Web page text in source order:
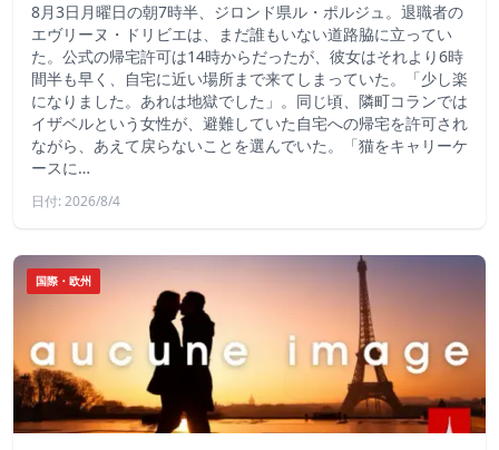
8月3日月曜日の朝7時半、ジロンド県ル・ポルジュ。退職者の
エヴリーヌ・ドリビエは、まだ誰もいない道路脇に立ってい
た。公式の帰宅許可は14時からだったが、彼女はそれより6時
間半も早く、自宅に近い場所まで来てしまっていた。「少し楽
になりました。あれは地獄でした」。同じ頃、隣町コランでは
イザベルという女性が、避難していた自宅への帰宅を許可され
ながら、あえて戻らないことを選んでいた。「猫をキャリーケ
ースに…
日付: 2026/8/4
国際・欧州